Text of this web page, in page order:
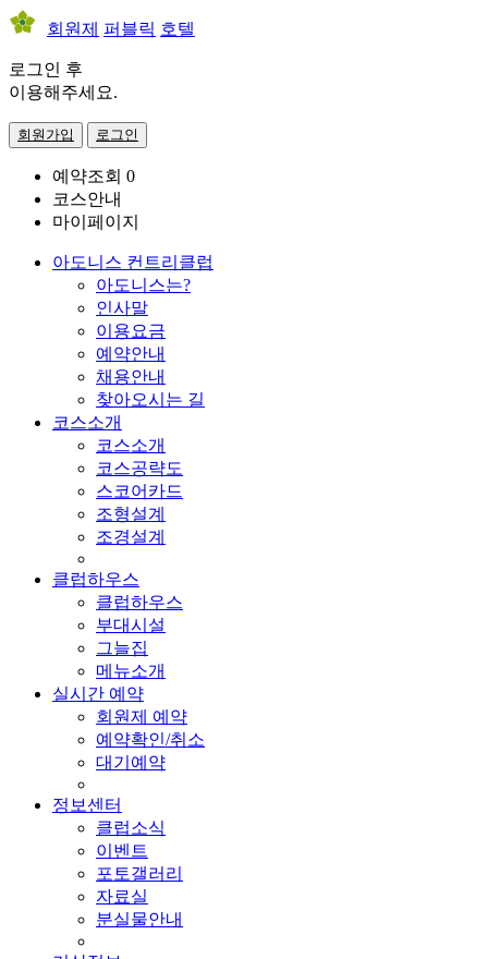
회원제 퍼블릭 호텔
로그인 후
이용해주세요.
회원가입 로그인
예약조회 0
코스안내
마이페이지
아도니스 컨트리클럽
아도니스는?
인사말
이용요금
예약안내
채용안내
찾아오시는 길
코스소개
코스소개
코스공략도
스코어카드
조형설계
조경설계
클럽하우스
클럽하우스
부대시설
그늘집
메뉴소개
실시간 예약
회원제 예약
예약확인/취소
대기예약
정보센터
클럽소식
이벤트
포토갤러리
자료실
분실물안내